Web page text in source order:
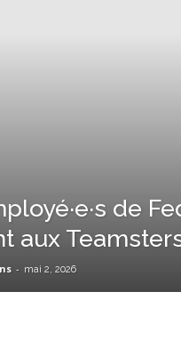
de
aux
- mai 2, 2026